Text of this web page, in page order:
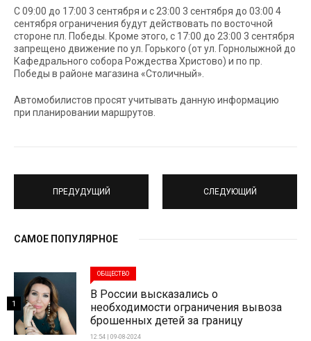
С 09:00 до 17:00 3 сентября и с 23:00 3 сентября до 03:00 4
сентября ограничения будут действовать по восточной
стороне пл. Победы. Кроме этого, с 17:00 до 23:00 3 сентября
запрещено движение по ул. Горького (от ул. Горнолыжной до
Кафедрального собора Рождества Христово) и по пр.
Победы в районе магазина «Столичный».
Автомобилистов просят учитывать данную информацию
при планировании маршрутов.
ПРЕДУДУЩИЙ СЛЕДУЮЩИЙ
САМОЕ ПОПУЛЯРНОЕ
ОБЩЕСТВО
В России высказались о
необходимости ограничения вывоза
брошенных детей за границу
12:54 | 09-08-2024
1